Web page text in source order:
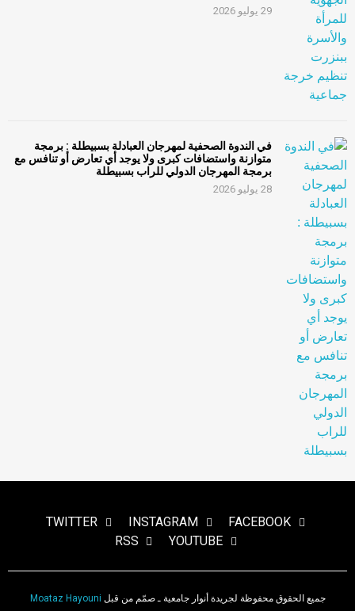
29 يوليو 2026
في الندوة الصحفية لمهرجان العبادلة بسبيطلة : برمجة
متوازنة واستضافات كبرى ولا يوجد أي تعارض أو تنافس مع
برمجة المهرجان الدولي للراب بسبيطلة
28 يوليو 2026
FACEBOOK
INSTAGRAM
TWITTER
YOUTUBE
RSS
جميع الحقوق محفوظة لجريدة أنوار جامعية ـ صمّم من قبل Moataz Hayouni